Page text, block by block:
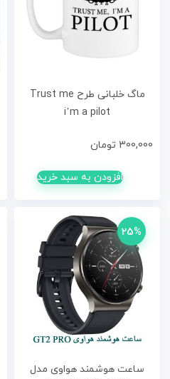
ماگ خلبانی طرح Trust me
i’m a pilot
300,000 تومان
افزودن به سبد خرید
25%
ساعت هوشمند هواوی مدل